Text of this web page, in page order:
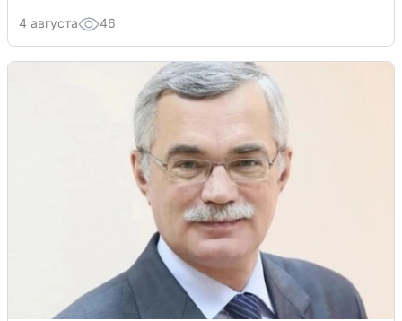
4 августа 46